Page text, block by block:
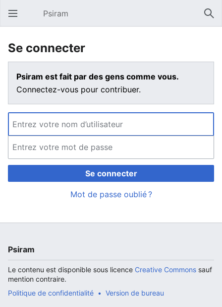
Ouvrir le menu principal Psiram
Se connecter
Psiram est fait par des gens comme vous.
Connectez-vous pour contribuer.
Se connecter
Mot de passe oublié ?
Psiram
Le contenu est disponible sous licence Creative Commons sauf
mention contraire.
Politique de confidentialité
Version de bureau